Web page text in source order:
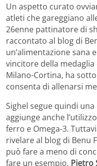
Un aspetto curato
atleti che gareggiano
26enne pattinatore di
raccontato al blog di
un’alimentazione sana
vincitore della
Milano-Cortina, ha
consenta di allenarsi
Sighel segue quindi
aggiunge anche
ferro e Omega-3.
rivelare al blog di Benu
può fare a meno di
fare un esempio, Pietro